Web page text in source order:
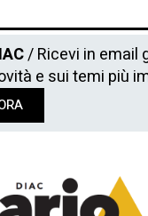
/ Ricevi in email
e sui temi più